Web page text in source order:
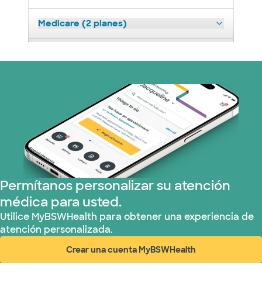
Medicare (2 planes)
Prism Electric (1 planes)
Plan de Salud Superior (19 planes)
Tricare (3 planes)
TriWest HealthCare (1 planes)
United HealthCare (33 planes)
WellMed (15 planes)
Permítanos personalizar su atención
médica para usted.
Utilice MyBSWHealth para obtener una experiencia de
atención personalizada.
Crear una cuenta MyBSWHealth
(abre en ventana nueva)